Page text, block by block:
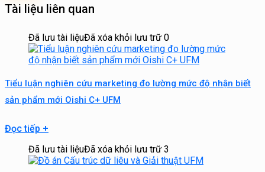
Tài liệu liên quan
Đã lưu tài liệuĐã xóa khỏi lưu trữ 0
Tiểu luận nghiên cứu marketing đo lường mức độ nhận biết
sản phẩm mới Oishi C+ UFM
Đọc tiếp +
Đã lưu tài liệuĐã xóa khỏi lưu trữ 3